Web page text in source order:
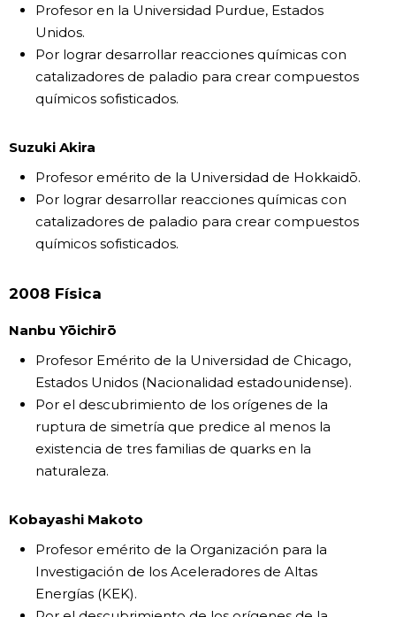
Profesor en la Universidad Purdue, Estados
Unidos.
Por lograr desarrollar reacciones químicas con
catalizadores de paladio para crear compuestos
químicos sofisticados.
Suzuki Akira
Profesor emérito de la Universidad de Hokkaidō.
Por lograr desarrollar reacciones químicas con
catalizadores de paladio para crear compuestos
químicos sofisticados.
2008 Física
Nanbu Yōichirō
Profesor Emérito de la Universidad de Chicago,
Estados Unidos (Nacionalidad estadounidense).
Por el descubrimiento de los orígenes de la
ruptura de simetría que predice al menos la
existencia de tres familias de quarks en la
naturaleza.
Kobayashi Makoto
Profesor emérito de la Organización para la
Investigación de los Aceleradores de Altas
Energías (KEK).